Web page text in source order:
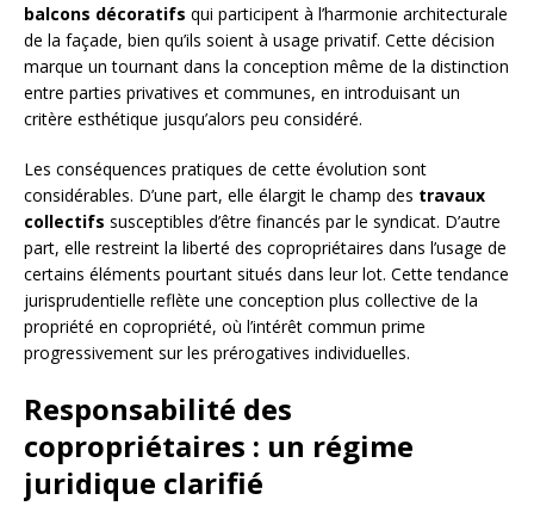
balcons décoratifs qui participent à l’harmonie architecturale
de la façade, bien qu’ils soient à usage privatif. Cette décision
marque un tournant dans la conception même de la distinction
entre parties privatives et communes, en introduisant un
critère esthétique jusqu’alors peu considéré.
Les conséquences pratiques de cette évolution sont
considérables. D’une part, elle élargit le champ des travaux
collectifs susceptibles d’être financés par le syndicat. D’autre
part, elle restreint la liberté des copropriétaires dans l’usage de
certains éléments pourtant situés dans leur lot. Cette tendance
jurisprudentielle reflète une conception plus collective de la
propriété en copropriété, où l’intérêt commun prime
progressivement sur les prérogatives individuelles.
Responsabilité des
copropriétaires : un régime
juridique clarifié